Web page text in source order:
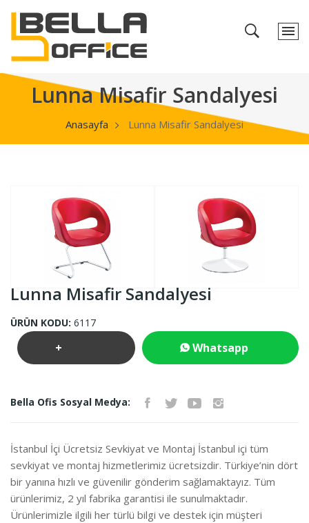
Lunna Misafir Sandalyesi
Anasayfa Lunna Misafir Sandalyesi
Lunna Misafir Sandalyesi
ÜRÜN KODU: 6117
+ Whatsapp
Bella Ofis Sosyal Medya:
İstanbul İçi Ücretsiz Sevkiyat ve Montaj İstanbul içi tüm
sevkiyat ve montaj hizmetlerimiz ücretsizdir. Türkiye’nin dört
bir yanına hızlı ve güvenilir gönderim sağlamaktayız. Tüm
ürünlerimiz, 2 yıl fabrika garantisi ile sunulmaktadır.
Ürünlerimizle ilgili her türlü bilgi ve destek için müşteri